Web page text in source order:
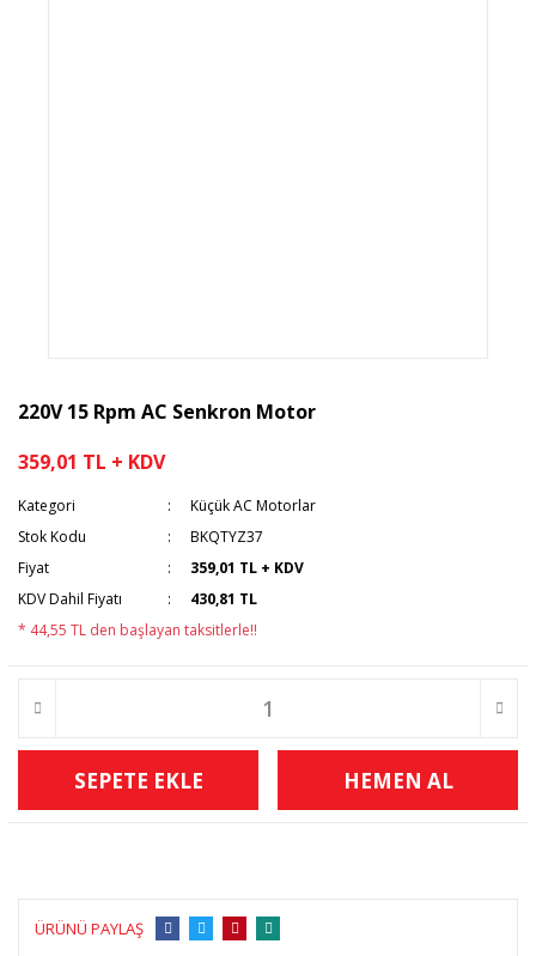
220V 15 Rpm AC Senkron Motor
359,01 TL + KDV
Kategori
Küçük AC Motorlar
Stok Kodu
BKQTYZ37
Fiyat
359,01 TL + KDV
KDV Dahil Fiyatı
430,81 TL
* 44,55 TL den başlayan taksitlerle!!
SEPETE EKLE HEMEN AL
ÜRÜNÜ PAYLAŞ